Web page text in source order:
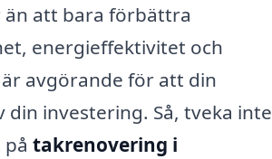
än att bara förbättra
energieffektivitet och
avgörande för att din
investering. Så, tveka inte
takrenovering i